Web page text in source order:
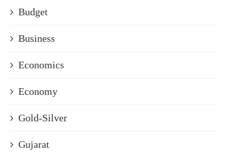
Budget
Business
Economics
Economy
Gold-Silver
Gujarat